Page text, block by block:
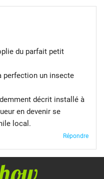
du parfait petit
perfection un insecte
décrit installé à
en devenir se
local.
Répondre